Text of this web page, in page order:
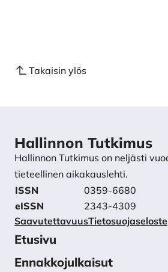
Takaisin ylös
Hallinnon Tutkimus
Hallinnon Tutkimus on neljästi
tieteellinen aikakauslehti.
ISSN
0359-6680
eISSN
2343-4309
SaavutettavuusTietosuojaseloste
Etusivu
Ennakkojulkaisut